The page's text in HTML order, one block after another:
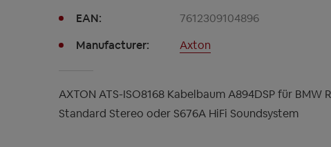
EAN:
7612309104896
Manufacturer:
Axton
AXTON ATS-ISO8168 Kabelbaum A894DSP für BMW
Standard Stereo oder S676A HiFi Soundsystem